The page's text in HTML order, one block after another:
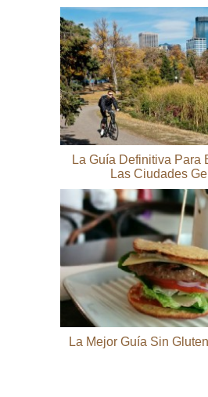
La Guía Definitiva Para
Las Ciudades
La Mejor Guía Sin